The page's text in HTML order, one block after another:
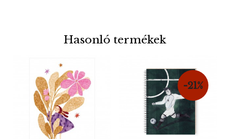
Hasonló termékek
-21%